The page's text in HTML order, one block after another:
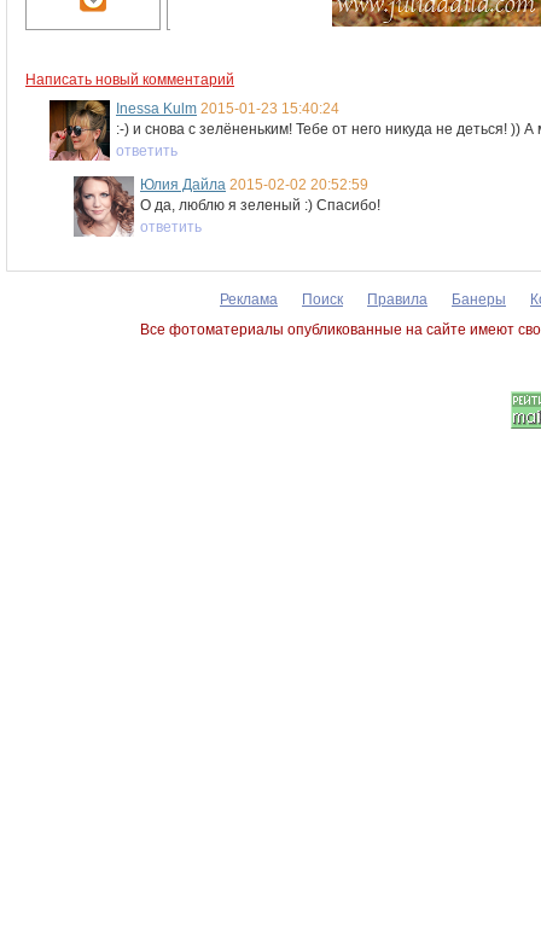
Написать новый комментарий
Inessa Kulm 2015-01-23 15:40:24
:-) и снова с зелёненьким! Тебе от него никуда не деться! ))
ответить
Юлия Дайла 2015-02-02 20:52:59
О да, люблю я зеленый :) Спасибо!
ответить
Реклама Поиск Правила Банеры
Все фотоматериалы опубликованные на сайте имеют